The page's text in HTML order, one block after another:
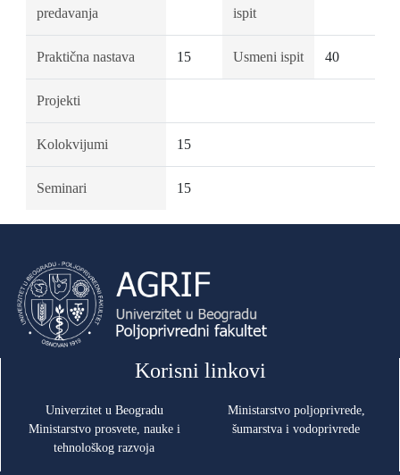
predavanja
ispit
Praktična nastava 15 Usmeni ispit 40
Projekti
Kolokvijumi 15
Seminari 15
Korisni linkovi
Univerzitet u Beogradu
Ministarstvo prosvete, nauke i
tehnološkog razvoja
Ministarstvo poljoprivrede,
šumarstva i vodoprivrede